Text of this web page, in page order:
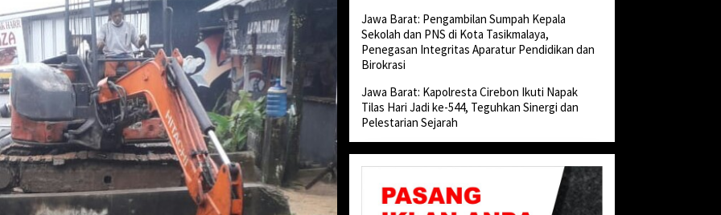
Jawa Barat: Pengambilan Sumpah Kepala
Sekolah dan PNS di Kota Tasikmalaya,
Penegasan Integritas Aparatur Pendidikan dan
Birokrasi
Jawa Barat: Kapolresta Cirebon Ikuti Napak
Tilas Hari Jadi ke-544, Teguhkan Sinergi dan
Pelestarian Sejarah